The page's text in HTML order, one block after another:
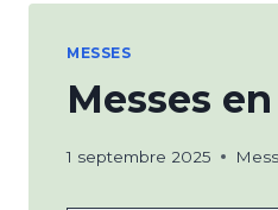
MESSES
Messes
1 septembre 2025